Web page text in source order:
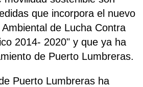
que incorpora el nuevo
de Lucha Contra
2014- 2020" y que ya ha
de Puerto Lumbreras.
Puerto Lumbreras ha